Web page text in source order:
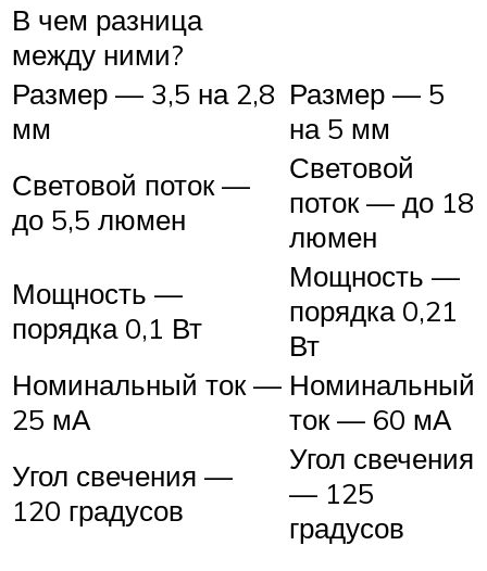
В чем разница
между ними?
Размер — 3,5 на 2,8
мм
Размер — 5
на 5 мм
Световой поток —
до 5,5 люмен
Световой
поток — до 18
люмен
Мощность —
порядка 0,1 Вт
Мощность —
порядка 0,21
Вт
Номинальный ток —
25 мА
Номинальный
ток — 60 мА
Угол свечения —
120 градусов
Угол свечения
— 125
градусов